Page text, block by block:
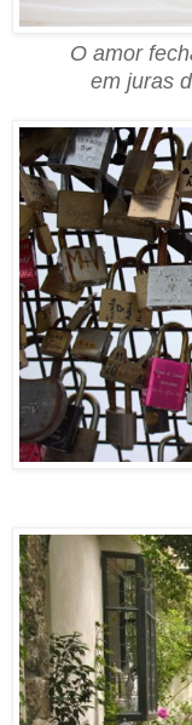
O amor
em juras